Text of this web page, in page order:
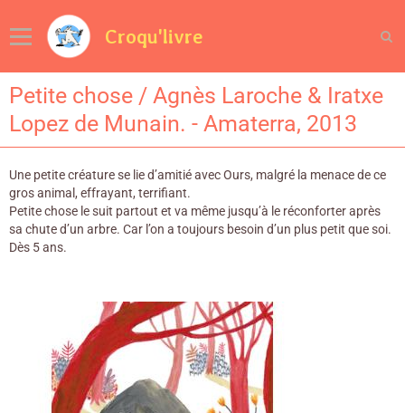
Croqu'livre
Petite chose / Agnès Laroche & Iratxe
Lopez de Munain. - Amaterra, 2013
Une petite créature se lie d’amitié avec Ours, malgré la menace de ce
gros animal, effrayant, terrifiant.
Petite chose le suit partout et va même jusqu’à le réconforter après
sa chute d’un arbre. Car l’on a toujours besoin d’un plus petit que soi.
Dès 5 ans.